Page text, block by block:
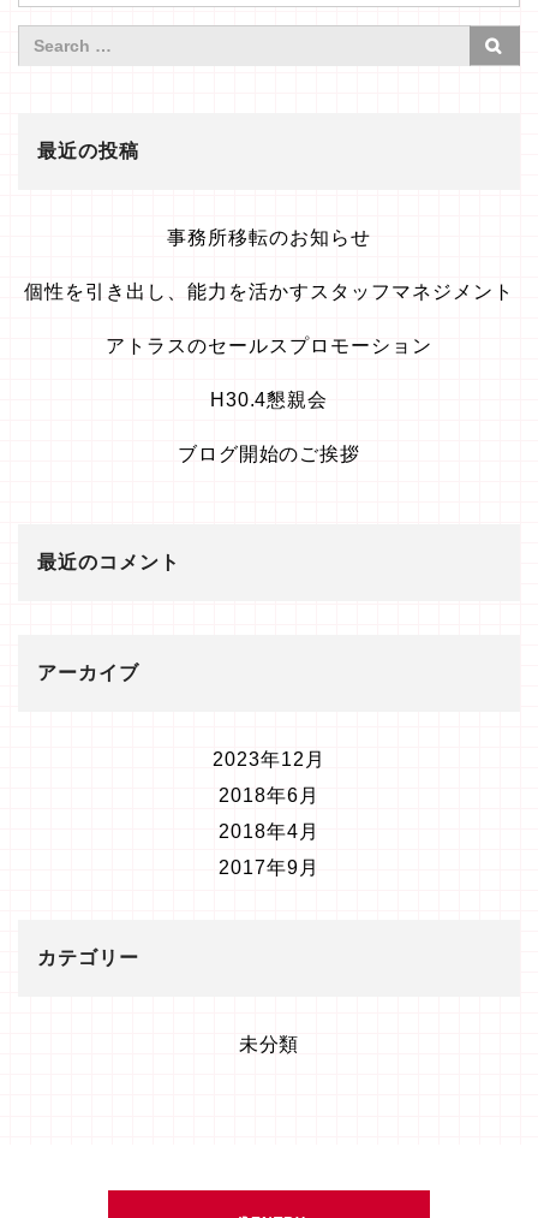
最近の投稿
事務所移転のお知らせ
個性を引き出し、能力を活かすスタッフマネジメント
アトラスのセールスプロモーション
H30.4懇親会
ブログ開始のご挨拶
最近のコメント
アーカイブ
2023年12月
2018年6月
2018年4月
2017年9月
カテゴリー
未分類